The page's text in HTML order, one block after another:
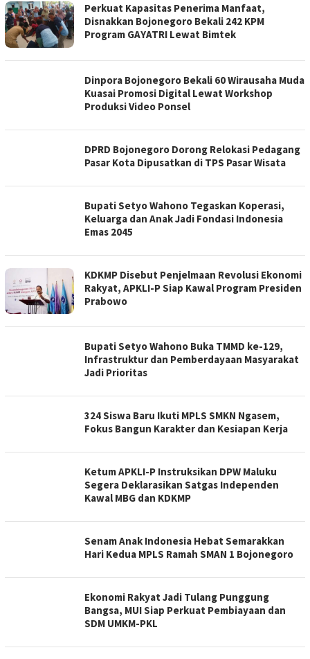
Perkuat Kapasitas Penerima Manfaat,
Disnakkan Bojonegoro Bekali 242 KPM
Program GAYATRI Lewat Bimtek
Dinpora Bojonegoro Bekali 60 Wirausaha Muda
Kuasai Promosi Digital Lewat Workshop
Produksi Video Ponsel
DPRD Bojonegoro Dorong Relokasi Pedagang
Pasar Kota Dipusatkan di TPS Pasar Wisata
Bupati Setyo Wahono Tegaskan Koperasi,
Keluarga dan Anak Jadi Fondasi Indonesia
Emas 2045
KDKMP Disebut Penjelmaan Revolusi Ekonomi
Rakyat, APKLI-P Siap Kawal Program Presiden
Prabowo
Bupati Setyo Wahono Buka TMMD ke-129,
Infrastruktur dan Pemberdayaan Masyarakat
Jadi Prioritas
324 Siswa Baru Ikuti MPLS SMKN Ngasem,
Fokus Bangun Karakter dan Kesiapan Kerja
Ketum APKLI-P Instruksikan DPW Maluku
Segera Deklarasikan Satgas Independen
Kawal MBG dan KDKMP
Senam Anak Indonesia Hebat Semarakkan
Hari Kedua MPLS Ramah SMAN 1 Bojonegoro
Ekonomi Rakyat Jadi Tulang Punggung
Bangsa, MUI Siap Perkuat Pembiayaan dan
SDM UMKM-PKL